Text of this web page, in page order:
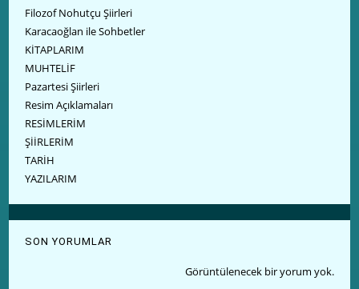
Filozof Nohutçu Şiirleri
Karacaoğlan ile Sohbetler
KİTAPLARIM
MUHTELİF
Pazartesi Şiirleri
Resim Açıklamaları
RESİMLERİM
ŞİİRLERİM
TARİH
YAZILARIM
SON YORUMLAR
Görüntülenecek bir yorum yok.